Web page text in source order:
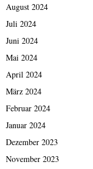
August 2024
Juli 2024
Juni 2024
Mai 2024
April 2024
März 2024
Februar 2024
Januar 2024
Dezember 2023
November 2023